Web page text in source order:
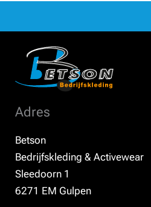
Adres
Betson
Bedrijfskleding & Activewear
Sleedoorn 1
6271 EM Gulpen